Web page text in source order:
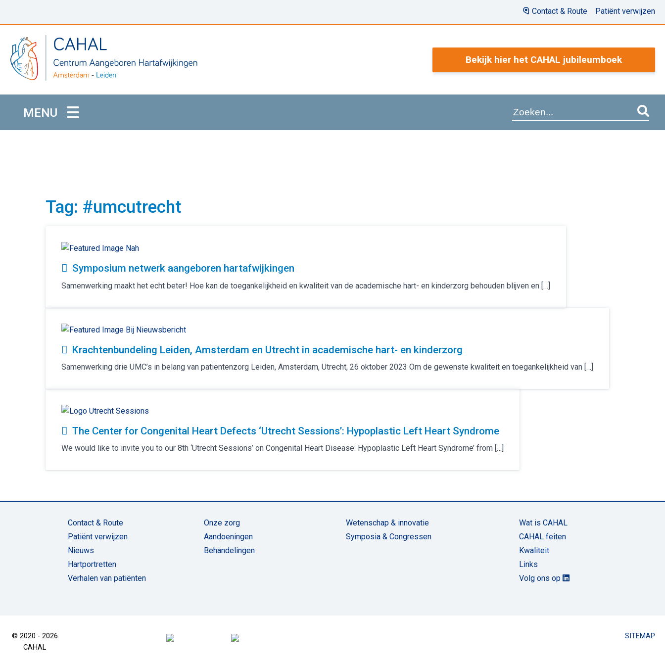
Contact & Route Patiënt verwijzen
Bekijk hier het CAHAL jubileumboek
MENU
Tag: #umcutrecht
Symposium netwerk aangeboren hartafwijkingen
Samenwerking maakt het echt beter! Hoe kan de toegankelijkheid en kwaliteit van de academische hart- en kinderzorg behouden blijven en […]
Krachtenbundeling Leiden, Amsterdam en Utrecht in academische hart- en kinderzorg
Samenwerking drie UMC’s in belang van patiëntenzorg Leiden, Amsterdam, Utrecht, 26 oktober 2023 Om de gewenste kwaliteit en toegankelijkheid van […]
The Center for Congenital Heart Defects ‘Utrecht Sessions’: Hypoplastic Left Heart Syndrome
We would like to invite you to our 8th ‘Utrecht Sessions’ on Congenital Heart Disease: Hypoplastic Left Heart Syndrome’ from […]
Contact & Route
Patiënt verwijzen
Nieuws
Hartportretten
Verhalen van patiënten
Onze zorg
Aandoeningen
Behandelingen
Wetenschap & innovatie
Symposia & Congressen
Wat is CAHAL
CAHAL feiten
Kwaliteit
Links
Volg ons op
© 2020 - 2026
CAHAL
SITEMAP